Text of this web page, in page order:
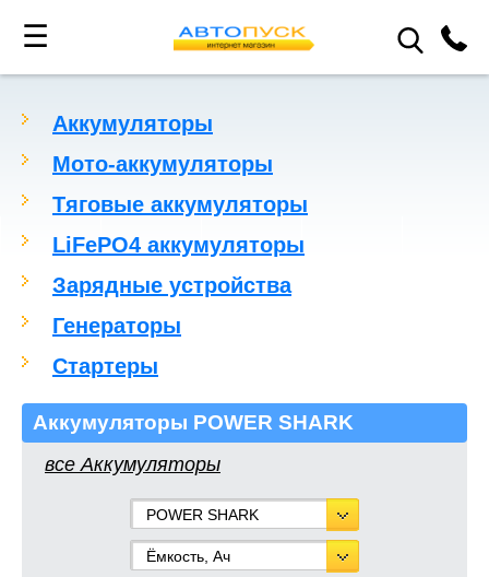
☰
Аккумуляторы
Мото-аккумуляторы
Тяговые аккумуляторы
LiFePO4 аккумуляторы
Зарядные устройства
Генераторы
Стартеры
Аккумуляторы POWER SHARK
все Аккумуляторы
POWER SHARK
Ёмкость, Ач